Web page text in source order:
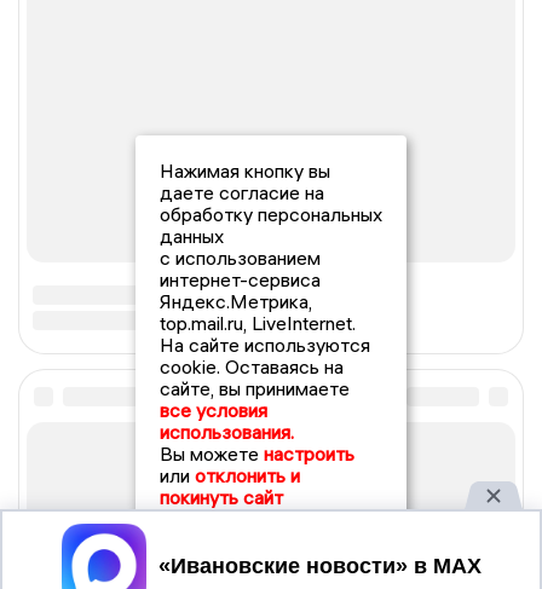
Нажимая кнопку вы
даете согласие на
обработку персональных
данных
с использованием
интернет-сервиса
Яндекс.Метрика,
top.mail.ru, LiveInternet.
На сайте используются
cookie. Оставаясь на
сайте, вы принимаете
все условия
использования.
Вы можете настроить
или отклонить и
покинуть сайт
Принять